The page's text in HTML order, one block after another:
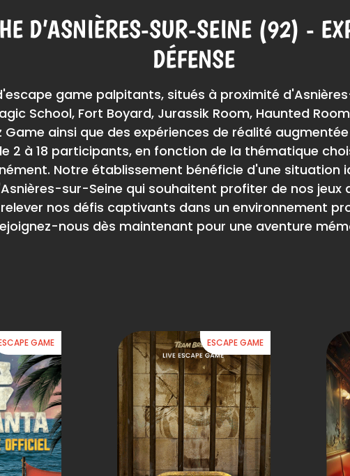
D’ASNIÈRES-SUR-SEINE (92) -
DÉFENSE
game palpitants, situés à proximité
School, Fort Boyard, Jurassik Room, Haunted
ainsi que des expériences de réalité
2 à 18 participants, en fonction de la thématique
Notre établissement bénéficie d'une situation
sur-Seine qui souhaitent profiter de nos jeux
nos défis captivants dans un environnement
nous dès maintenant pour une aventure
GAME ESCAPE GAME